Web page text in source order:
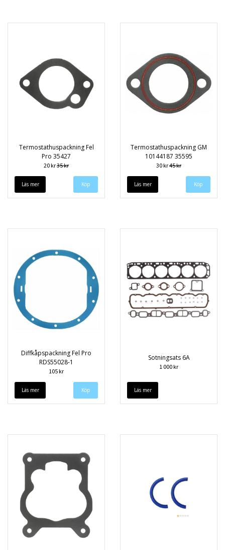
Termostathuspackning Fel
Pro 35427
20 kr35 kr
Läs mer
Termostathuspackning GM
10144187 35595
30 kr45 kr
Läs mer
Diffkåpspackning Fel Pro
RDS55028-1
105 kr
Läs mer
Sotningsats 6A
1 000 kr
Läs mer